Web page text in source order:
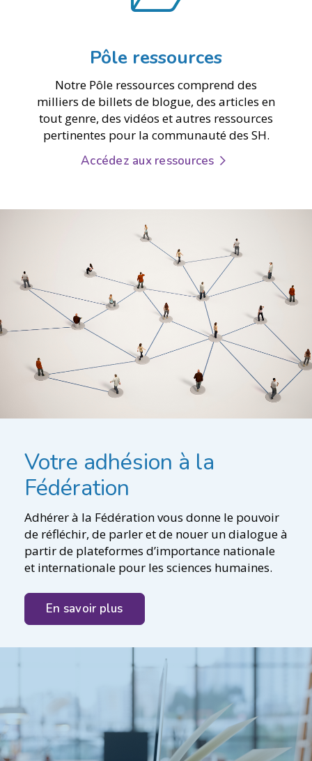
Pôle ressources
Notre Pôle ressources comprend des
milliers de billets de blogue, des articles en
tout genre, des vidéos et autres ressources
pertinentes pour la communauté des SH.
Accédez aux ressources
Votre adhésion à la
Fédération
Adhérer à la Fédération vous donne le pouvoir
de réfléchir, de parler et de nouer un dialogue à
partir de plateformes d’importance nationale
et internationale pour les sciences humaines.
En savoir plus